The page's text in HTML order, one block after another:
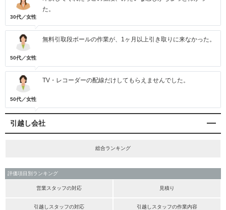
30代／女性
た。
50代／女性
無料引取段ボールの作業が、1ヶ月以上引き取りに来なかった。
50代／女性
TV・レコーダーの配線だけしてもらえませんでした。
引越し会社
総合ランキング
評価項目別ランキング
営業スタッフの対応 見積り
引越しスタッフの対応 引越しスタッフの作業内容